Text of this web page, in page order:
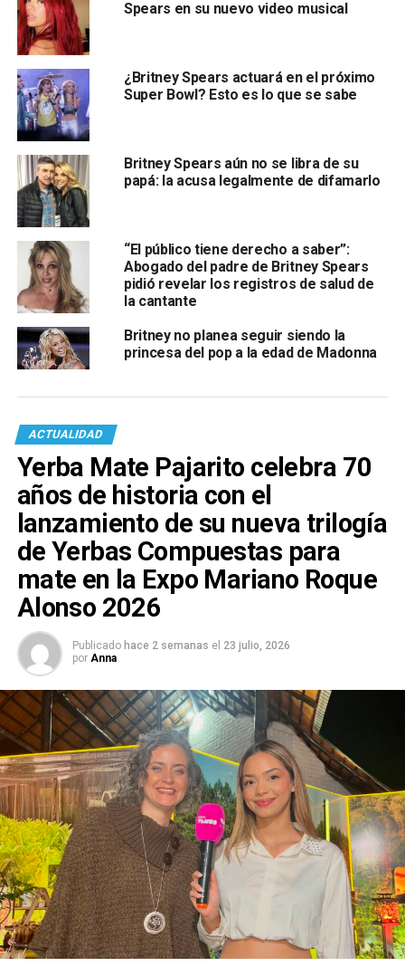
Spears en su nuevo video musical
¿Britney Spears actuará en el próximo
Super Bowl? Esto es lo que se sabe
Britney Spears aún no se libra de su
papá: la acusa legalmente de difamarlo
“El público tiene derecho a saber”:
Abogado del padre de Britney Spears
pidió revelar los registros de salud de
la cantante
Britney no planea seguir siendo la
princesa del pop a la edad de Madonna
ACTUALIDAD
Yerba Mate Pajarito celebra 70
años de historia con el
lanzamiento de su nueva trilogía
de Yerbas Compuestas para
mate en la Expo Mariano Roque
Alonso 2026
Publicado hace 2 semanas el 23 julio, 2026
por Anna